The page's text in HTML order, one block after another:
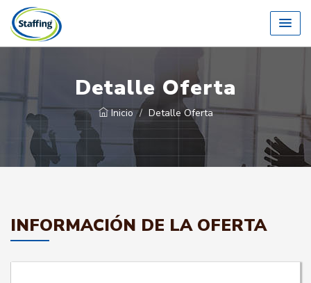
Detalle Oferta
Inicio Detalle Oferta
INFORMACIÓN DE LA OFERTA